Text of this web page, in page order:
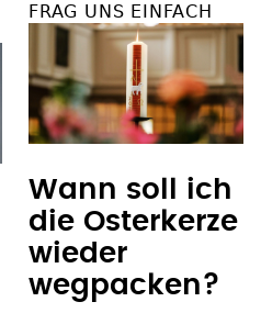
FRAG UNS EINFACH
Wann soll ich
die Osterkerze
wieder
wegpacken?